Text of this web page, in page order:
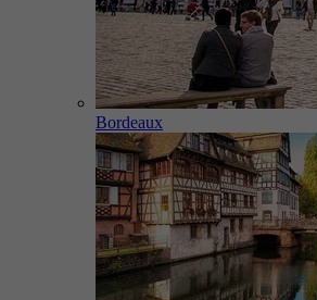
Bordeaux